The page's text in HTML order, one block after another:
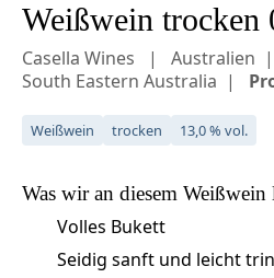
Weißwein trocken
Casella Wines
Australien
South Eastern Australia
Weißwein trocken 13,0 % vol.
Was wir an diesem Weißwein
Volles Bukett
Seidig sanft und leicht